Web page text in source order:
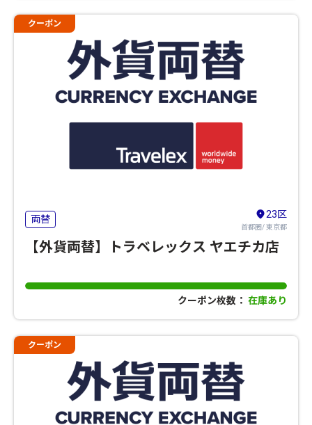
クーポン
両替 23区
首都圏/ 東京都
【外貨両替】トラベレックス ヤエチカ店
クーポン枚数： 在庫あり
クーポン